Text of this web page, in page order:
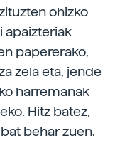
ohizko
apaizteriak
papererako,
zela eta, jende
harremanak
Hitz batez,
behar zuen.